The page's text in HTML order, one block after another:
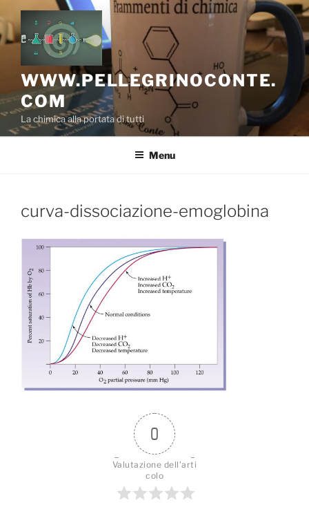
Salta
al
contenuto
WWW.PELLEGRINOCONTE.
COM
La chimica alla portata di tutti
Menu
curva-dissociazione-emoglobina
0
Valutazione dell'arti
colo